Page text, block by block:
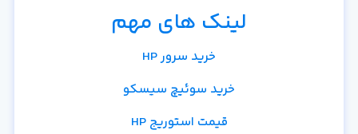
لینک های مهم
خرید سرور HP
خرید سوئیچ سیسکو
قیمت استوریج HP